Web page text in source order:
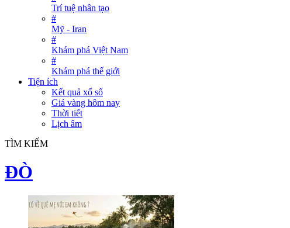
Trí tuệ nhân tạo
#
Mỹ - Iran
#
Khám phá Việt Nam
#
Khám phá thế giới
Tiện ích
Kết quả xổ số
Giá vàng hôm nay
Thời tiết
Lịch âm
TÌM KIẾM
ĐÒ